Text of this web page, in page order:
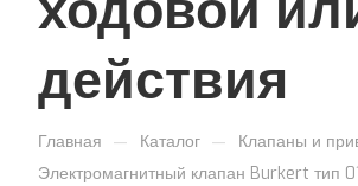
действия
Главная — Каталог — Клапаны и
Электромагнитный клапан Burkert тип